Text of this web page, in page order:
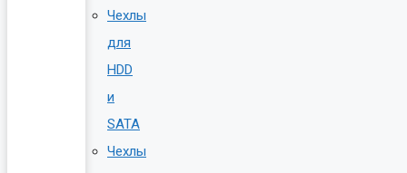
Чехлы
для
HDD
и
SATA
Чехлы